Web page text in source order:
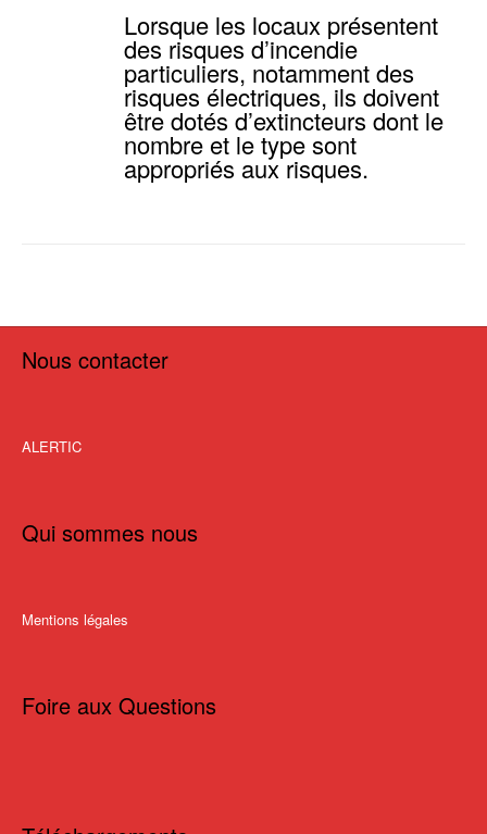
Lorsque les locaux présentent
des risques d’incendie
particuliers, notamment des
risques électriques, ils doivent
être dotés d’extincteurs dont le
nombre et le type sont
appropriés aux risques.
Nous contacter
ALERTIC
Qui sommes nous
Mentions légales
Foire aux Questions